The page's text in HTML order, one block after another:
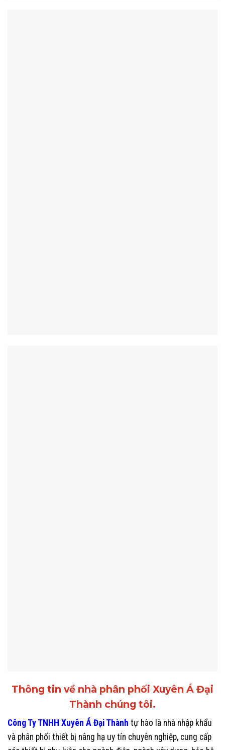
Thông tin về nhà phân phối Xuyên Á Đại
Thành chúng tôi.
Công Ty TNHH Xuyên Á Đại Thành tự hào là nhà nhập khẩu
và phân phối thiết bị nâng hạ uy tín chuyên nghiệp, cung cấp